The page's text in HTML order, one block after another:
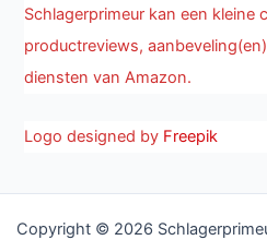
Schlagerprimeur kan een kleine
productreviews,
diensten van Amazon.
Logo designed by Freepik
Copyright © 2026